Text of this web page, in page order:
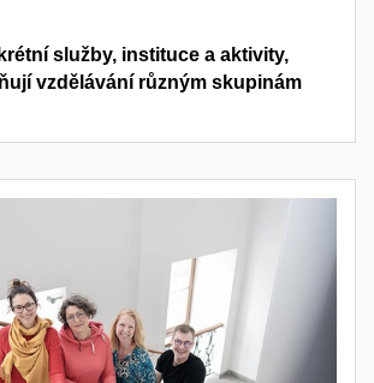
služby, instituce a aktivity,
vzdělávání různým skupinám